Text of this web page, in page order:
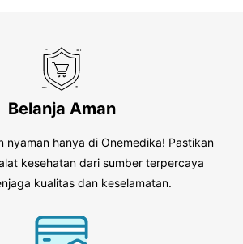
Belanja Aman
nyaman hanya di Onemedika! Pastikan
kesehatan dari sumber terpercaya
kualitas dan keselamatan.